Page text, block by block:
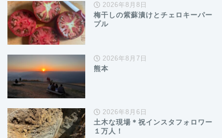
2026年8月8日
梅干しの紫蘇漬けとチェロキーパー
プル
2026年8月7日
熊本
2026年8月6日
土木な現場＊祝インスタフォロワー
１万人！